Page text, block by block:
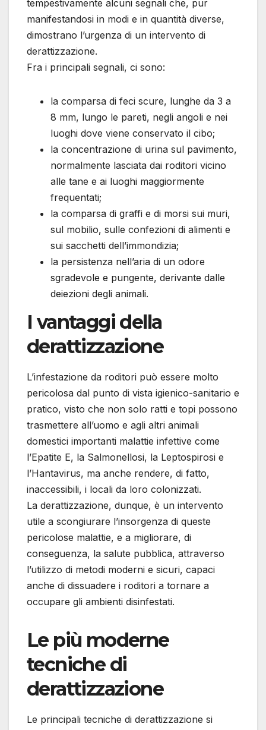
tempestivamente alcuni segnali che, pur
manifestandosi in modi e in quantità diverse,
dimostrano l’urgenza di un intervento di
derattizzazione.
Fra i principali segnali, ci sono:
la comparsa di feci scure, lunghe da 3 a
8 mm, lungo le pareti, negli angoli e nei
luoghi dove viene conservato il cibo;
la concentrazione di urina sul pavimento,
normalmente lasciata dai roditori vicino
alle tane e ai luoghi maggiormente
frequentati;
la comparsa di graffi e di morsi sui muri,
sul mobilio, sulle confezioni di alimenti e
sui sacchetti dell’immondizia;
la persistenza nell’aria di un odore
sgradevole e pungente, derivante dalle
deiezioni degli animali.
I vantaggi della
derattizzazione
L’infestazione da roditori può essere molto
pericolosa dal punto di vista igienico-sanitario e
pratico, visto che non solo ratti e topi possono
trasmettere all’uomo e agli altri animali
domestici importanti malattie infettive come
l’Epatite E, la Salmonellosi, la Leptospirosi e
l’Hantavirus, ma anche rendere, di fatto,
inaccessibili, i locali da loro colonizzati.
La derattizzazione, dunque, è un intervento
utile a scongiurare l’insorgenza di queste
pericolose malattie, e a migliorare, di
conseguenza, la salute pubblica, attraverso
l’utilizzo di metodi moderni e sicuri, capaci
anche di dissuadere i roditori a tornare a
occupare gli ambienti disinfestati.
Le più moderne
tecniche di
derattizzazione
Le principali tecniche di derattizzazione si